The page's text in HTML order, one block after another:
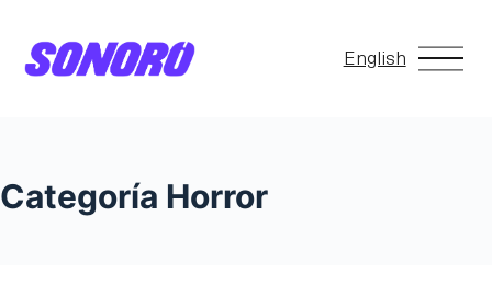
a
r
English
Categoría Horror